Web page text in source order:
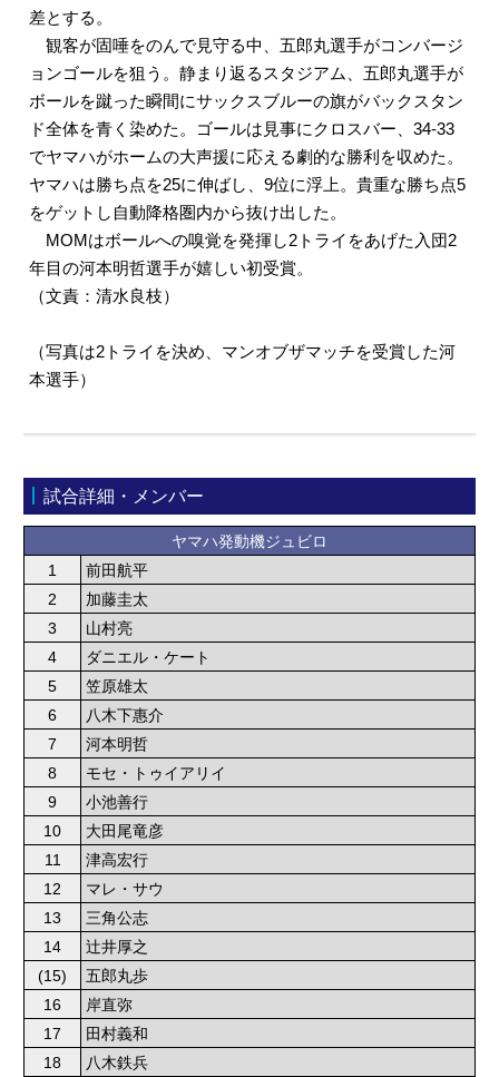
差とする。
観客が固唾をのんで見守る中、五郎丸選手がコンバージ
ョンゴールを狙う。静まり返るスタジアム、五郎丸選手が
ボールを蹴った瞬間にサックスブルーの旗がバックスタン
ド全体を青く染めた。ゴールは見事にクロスバー、34-33
でヤマハがホームの大声援に応える劇的な勝利を収めた。
ヤマハは勝ち点を25に伸ばし、9位に浮上。貴重な勝ち点5
をゲットし自動降格圏内から抜け出した。
MOMはボールへの嗅覚を発揮し2トライをあげた入団2
年目の河本明哲選手が嬉しい初受賞。
（文責：清水良枝）
（写真は2トライを決め、マンオブザマッチを受賞した河
本選手）
試合詳細・メンバー
ヤマハ発動機ジュビロ
1
前田航平
2
加藤圭太
3
山村亮
4
ダニエル・ケート
5
笠原雄太
6
八木下惠介
7
河本明哲
8
モセ・トゥイアリイ
9
小池善行
10
大田尾竜彦
11
津高宏行
12
マレ・サウ
13
三角公志
14
辻井厚之
(15)
五郎丸歩
16
岸直弥
17
田村義和
18
八木鉄兵